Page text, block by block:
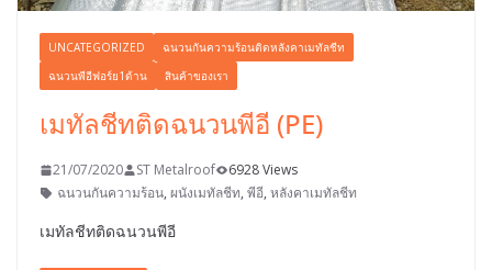
UNCATEGORIZED
ฉนวนกันความร้อนติดหลังคาเมทัลชีท
ฉนวนพีอีฟอร์ย1ด้าน
สินค้าของเรา
เมทัลชีทติดฉนวนพีอี (PE)
21/07/2020 ST Metalroof
6928 Views
ฉนวนกันความร้อน, ผนังเมทัลชีท, พีอี, หลังคาเมทัลชีท
เมทัลชีทติดฉนวนพีอี